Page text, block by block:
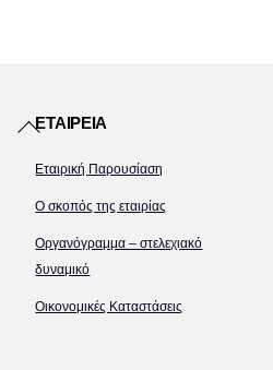
Back
Top
ΕΤΑΙΡΕΙΑ
Εταιρική Παρουσίαση
Ο σκοπός της εταιρίας
Οργανόγραμμα – στελεχιακό
δυναμικό
Οικονομικές Καταστάσεις